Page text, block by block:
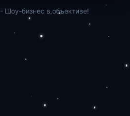
- Шоу-бизнес в объективе!